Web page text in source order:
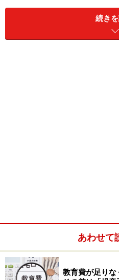
のでKIOKUH（＝記憶）と
て来ました。
カタカナにばかり目
「日本人には日本人の食養生
続き
あわせて
教育費が足り